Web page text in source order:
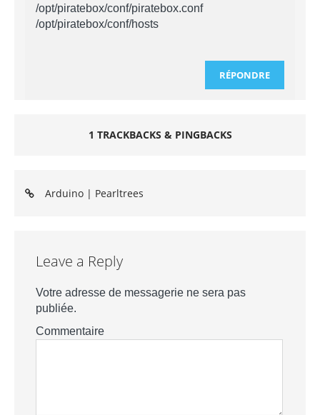
/opt/piratebox/conf/piratebox.conf
/opt/piratebox/conf/hosts
RÉPONDRE
1 TRACKBACKS & PINGBACKS
Arduino | Pearltrees
Leave a Reply
Votre adresse de messagerie ne sera pas
publiée.
Commentaire